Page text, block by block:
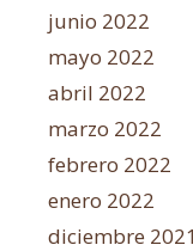
junio 2022
mayo 2022
abril 2022
marzo 2022
febrero 2022
enero 2022
diciembre 2021